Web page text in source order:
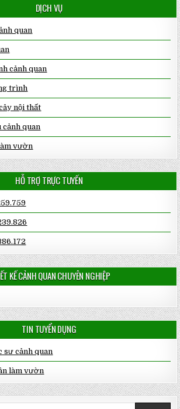
DỊCH VỤ
quan
cảnh quan
trình
nội thất
cảnh quan
vườn
HỖ TRỢ TRỰC TUYẾN
KẾ CẢNH QUAN CHUYÊN NGHIỆP
TIN TUYỂN DỤNG
sư cảnh quan
làm vườn